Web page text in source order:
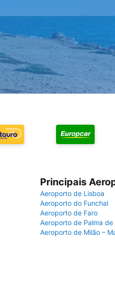
Principais
Aeroporto de Lisboa
Aeroporto do Funchal
Aeroporto de Faro
Aeroporto de Palma de
Aeroporto de Milão –